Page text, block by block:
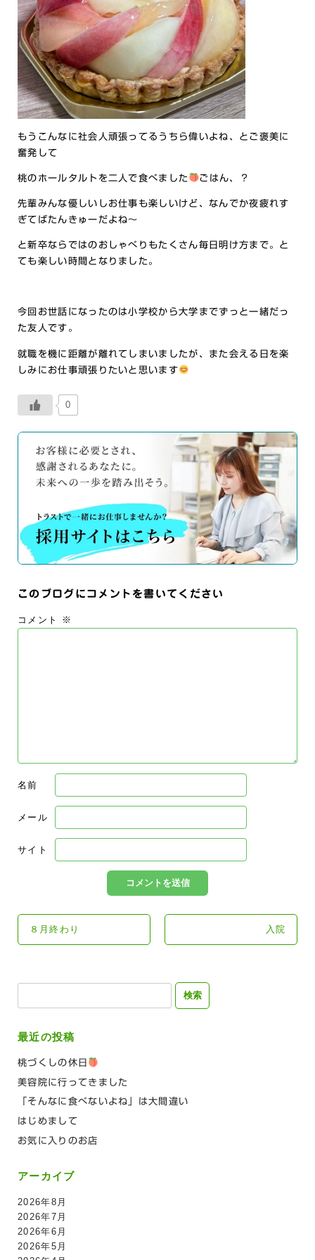
もうこんなに社会人頑張ってるうちら偉いよね、とご褒美に
奮発して
桃のホールタルトを二人で食べました ごはん、？
先輩みんな優しいしお仕事も楽しいけど、なんでか夜疲れす
ぎてばたんきゅーだよね～
と新卒ならではのおしゃべりもたくさん毎日明け方まで。と
ても楽しい時間となりました。
今回お世話になったのは小学校から大学までずっと一緒だっ
た友人です。
就職を機に距離が離れてしまいましたが、また会える日を楽
しみにお仕事頑張りたいと思います
0
このブログにコメントを書いてください
コメント ※
名前
メール
サイト
８月終わり 入院
検
最近の投稿
桃づくしの休日
美容院に行ってきました
「そんなに食べないよね」は大間違い
はじめまして
お気に入りのお店
アーカイブ
2026年8月
2026年7月
2026年6月
2026年5月